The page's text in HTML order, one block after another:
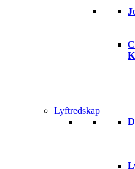
Lyftredskap